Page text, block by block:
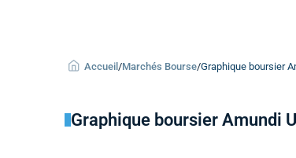
Accueil /Marchés Bourse/Graphique boursier
Graphique boursier Amundi